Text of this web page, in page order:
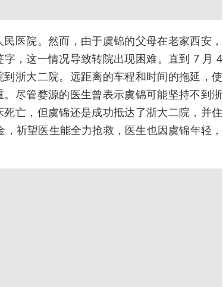
医院。然而，由于虞锦的父母在老家西安，
，这一情况导致转院出现困难。直到 7 月 4
浙大二院。远距离的车程和时间的拖延，使
尽管婺源的医生曾表示虞锦可能坚持不到浙
亡，但虞锦还是成功抵达了浙大二院，并住
祈望医生能全力抢救，医生也因虞锦年轻，